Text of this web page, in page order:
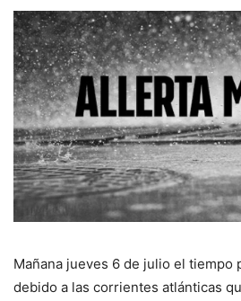
Mañana jueves 6 de julio el tiempo
debido a las corrientes atlánticas